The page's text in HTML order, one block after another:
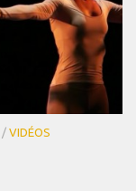
/ VIDÉOS